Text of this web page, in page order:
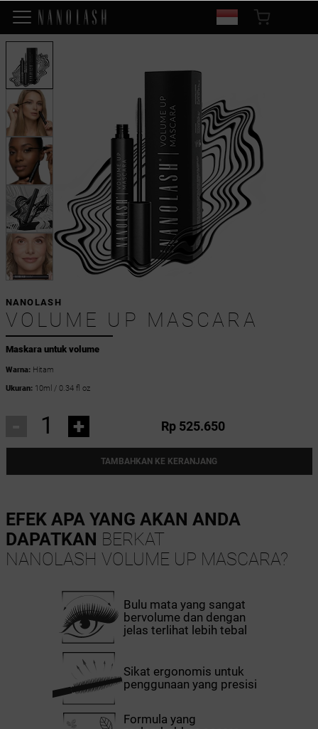
Maskara untuk volume
NANOLASH
VOLUME UP MASCARA
Warna: Hitam
Ukuran: 10ml / 0.34 fl oz
+ Rp 525.650
TAMBAHKAN KE KERANJANG
EFEK APA YANG AKAN ANDA
DAPATKAN BERKAT
NANOLASH VOLUME UP MASCARA?
Bulu mata yang sangat
bervolume dan dengan
jelas terlihat lebih tebal
Sikat ergonomis untuk
penggunaan yang presisi
Formula yang